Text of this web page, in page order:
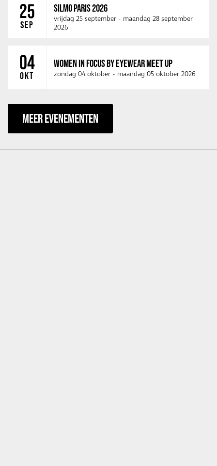
25
SEP
SILMO PARIS 2026
vrijdag 25 september - maandag 28 september
2026
04
OKT
WOMEN IN FOCUS BY EYEWEAR MEET UP
zondag 04 oktober - maandag 05 oktober 2026
MEER EVENEMENTEN